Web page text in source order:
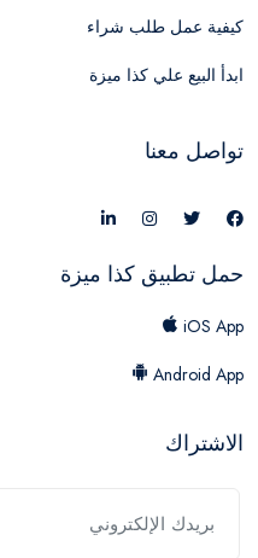
كيفية عمل طلب شراء
ابدأ البيع علي كذا ميزة
تواصل معنا
حمل تطبيق كذا ميزة
iOS App
Android App
الاشتراك